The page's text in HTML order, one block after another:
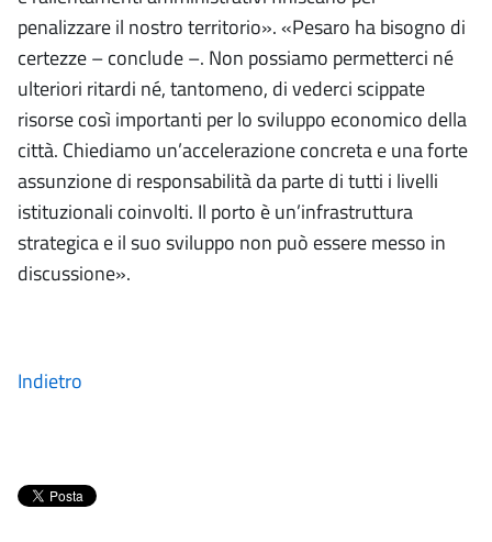
penalizzare il nostro territorio». «Pesaro ha bisogno di
certezze – conclude –. Non possiamo permetterci né
ulteriori ritardi né, tantomeno, di vederci scippate
risorse così importanti per lo sviluppo economico della
città. Chiediamo un’accelerazione concreta e una forte
assunzione di responsabilità da parte di tutti i livelli
istituzionali coinvolti. Il porto è un’infrastruttura
strategica e il suo sviluppo non può essere messo in
discussione».
Indietro